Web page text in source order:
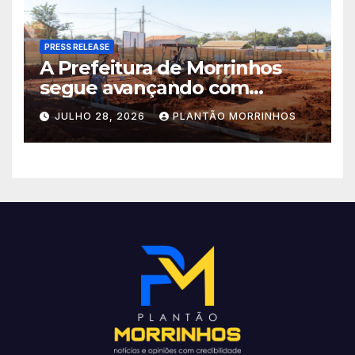
PRESS RELEASE
A Prefeitura de Morrinhos
segue avançando com
importantes investimentos
no Setor Arca de Noé.
JULHO 28, 2026 PLANTÃO MORRINHOS